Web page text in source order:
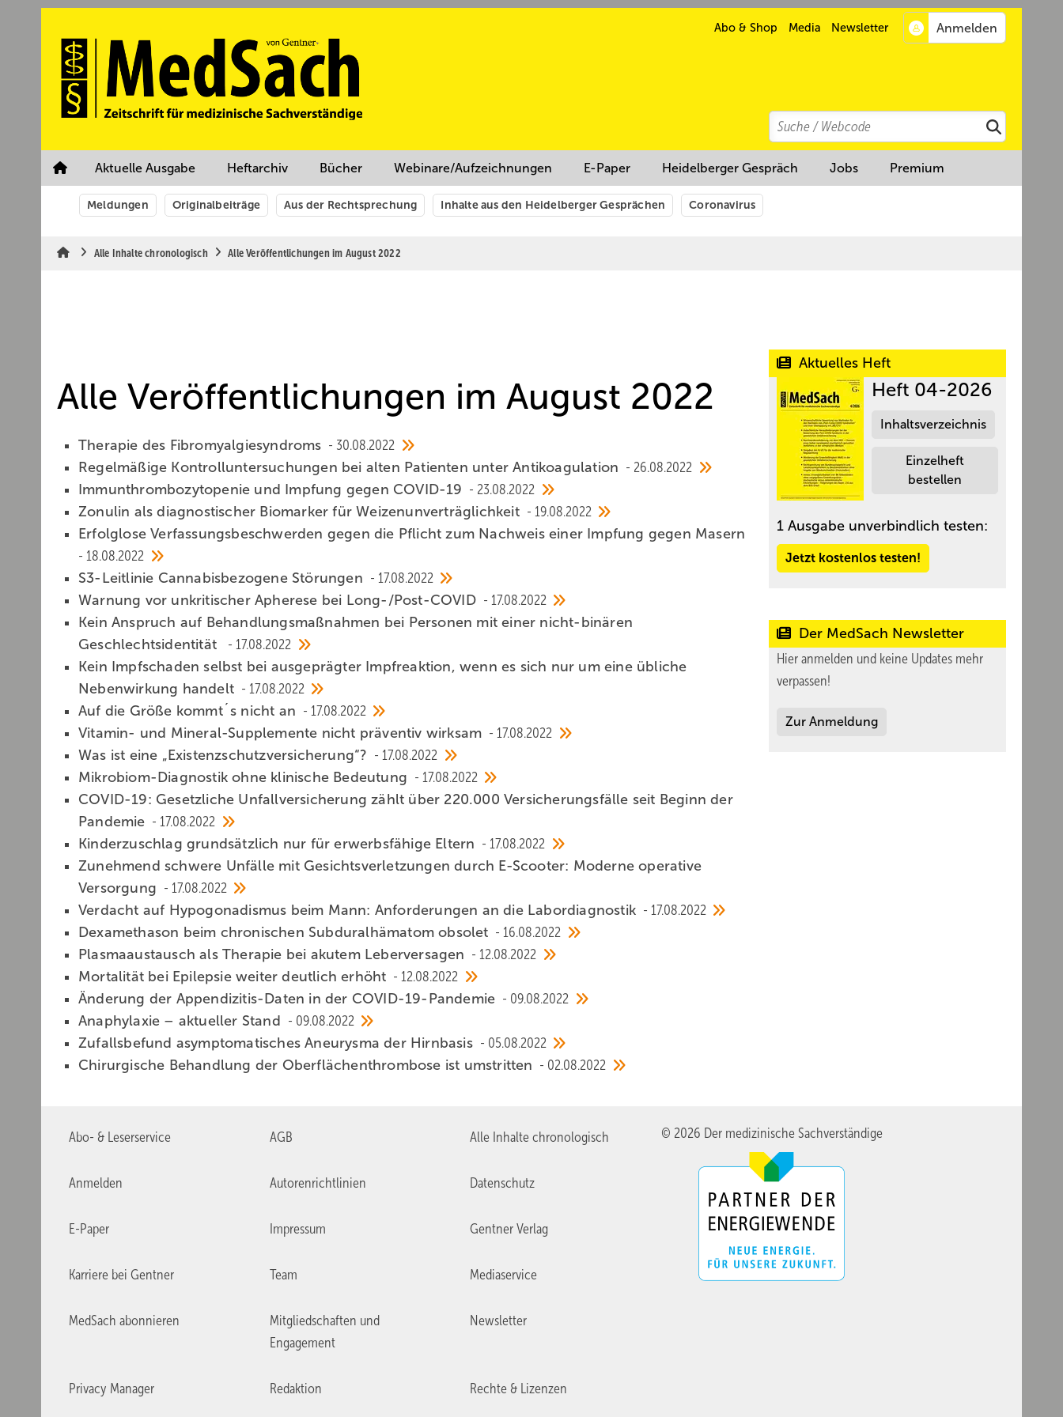
Abo & Shop Media Newsletter
Search
Suchen
Aktuelle Ausgabe Heftarchiv Bücher Webinare/Aufzeichnungen E-Paper Heidelberger Gespräch Jobs Premium
Meldungen Originalbeiträge Aus der Rechtsprechung Inhalte aus den Heidelberger Gesprächen Coronavirus
Alle Inhalte chronologisch Alle Veröffentlichungen im August 2022
Alle Veröffentlichungen im August 2022
Therapie des Fibromyalgiesyndroms
30.08.2022
Regelmäßige Kontrolluntersuchungen bei alten Patienten unter Antikoagulation
26.08.2022
Immunthrombozytopenie und Impfung gegen COVID-19
23.08.2022
Zonulin als diagnostischer Biomarker für Weizenunverträglichkeit
19.08.2022
Erfolglose Verfassungsbeschwerden gegen die Pflicht zum Nachweis einer Impfung gegen Masern
18.08.2022
S3-Leitlinie Cannabisbezogene Störungen
17.08.2022
Warnung vor unkritischer Apherese bei Long-/Post-COVID
17.08.2022
Kein Anspruch auf Behandlungsmaßnahmen bei Personen mit einer nicht-binären
Geschlechtsidentität
17.08.2022
Kein Impfschaden selbst bei ausgeprägter Impfreaktion, wenn es sich nur um eine übliche
Nebenwirkung handelt
17.08.2022
Auf die Größe kommt´s nicht an
17.08.2022
Vitamin- und Mineral-Supplemente nicht präventiv wirksam
17.08.2022
Was ist eine „Existenzschutzversicherung“?
17.08.2022
Mikrobiom-Diagnostik ohne klinische Bedeutung
17.08.2022
COVID-19: Gesetzliche Unfallversicherung zählt über 220.000 Versicherungsfälle seit Beginn der
Pandemie
17.08.2022
Kinderzuschlag grundsätzlich nur für erwerbsfähige Eltern
17.08.2022
Zunehmend schwere Unfälle mit Gesichtsverletzungen durch E-Scooter: Moderne operative
Versorgung
17.08.2022
Verdacht auf Hypogonadismus beim Mann: Anforderungen an die Labordiagnostik
17.08.2022
Dexamethason beim chronischen Subduralhämatom obsolet
16.08.2022
Plasmaaustausch als Therapie bei akutem Leberversagen
12.08.2022
Mortalität bei Epilepsie weiter deutlich erhöht
12.08.2022
Änderung der Appendizitis-Daten in der COVID-19-Pandemie
09.08.2022
Anaphylaxie – aktueller Stand
09.08.2022
Zufallsbefund asymptomatisches Aneurysma der Hirnbasis
05.08.2022
Chirurgische Behandlung der Oberflächenthrombose ist umstritten
02.08.2022
Aktuelles Heft
Heft 04-2026
Inhaltsverzeichnis
Einzelheft
bestellen
1 Ausgabe unverbindlich testen:
Jetzt kostenlos testen!
Der MedSach Newsletter
Hier anmelden und keine Updates mehr
verpassen!
Zur Anmeldung
Abo- & Leserservice AGB Alle Inhalte chronologisch
Anmelden Autorenrichtlinien Datenschutz
E-Paper Impressum Gentner Verlag
Karriere bei Gentner Team Mediaservice
MedSach abonnieren
Mitgliedschaften und
Engagement
Newsletter
Privacy Manager Redaktion Rechte & Lizenzen
© 2026 Der medizinische Sachverständige